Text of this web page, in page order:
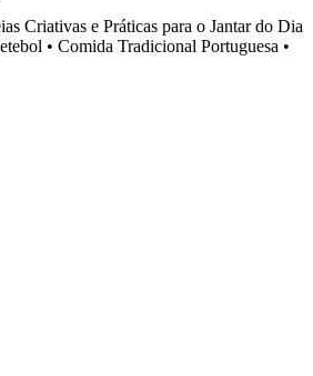
Criativas e Práticas para o Jantar do Dia
• Comida Tradicional Portuguesa •